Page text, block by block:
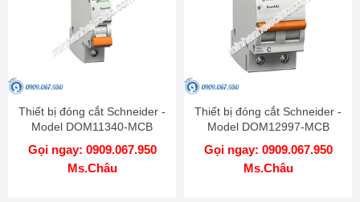
Thiết bị đóng cắt Schneider -
Model DOM11340-MCB
Gọi ngay: 0909.067.950
Ms.Châu
Thiết bị đóng cắt Schneider -
Model DOM12997-MCB
Gọi ngay: 0909.067.950
Ms.Châu